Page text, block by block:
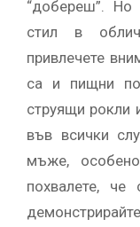
“добереш”. Но
стил в
привлечете
са и пищни
струящи рокли
във всички
мъже,
похвалете,